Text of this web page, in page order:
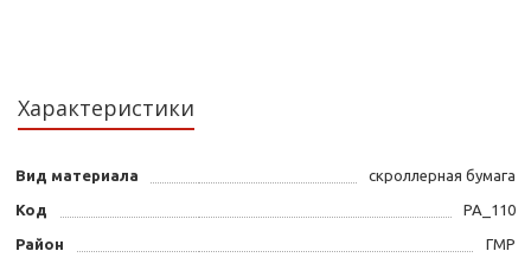
Характеристики
Вид материала скроллерная бумага
Код PA_110
Район ГМР